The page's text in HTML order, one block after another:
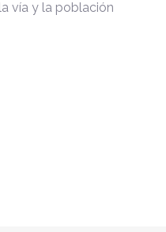
vía y la población